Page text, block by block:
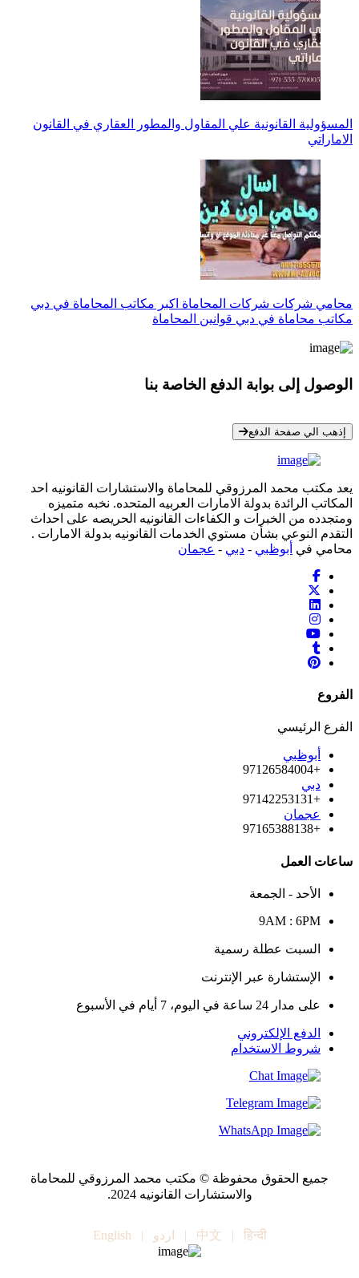
المسؤولية القانونية علي المقاول والمطور العقاري في القانون
الاماراتي
محامي شركات شركات المحاماة اكبر مكاتب المحاماة في دبي
مكاتب محاماة في دبي قوانين المحاماة
الوصول إلى بوابة الدفع الخاصة بنا
إذهب الي صفحة الدفع
يعد مكتب محمد المرزوقي للمحاماة والاستشارات القانونيه احد
المكاتب الرائدة بدولة الامارات العربيه المتحده. نخبه متميزه
ومتجدده من الخبرات و الكفاءات القانونيه الحريصه على احداث
التقدم النوعي بشأن مستوي الخدمات القانونيه بدولة الامارات .
محامي في أبوظبي - دبي - عجمان
الفروع
الفرع الرئيسي
أبوظبي
+97126584004
دبي
+97142253131
عجمان
+97165388138
ساعات العمل
الأحد - الجمعة
9AM : 6PM
السبت عطلة رسمية
الإستشارة عبر الإنترنت
على مدار 24 ساعة في اليوم، 7 أيام في الأسبوع
الدفع الإلكتروني
شروط الاستخدام
جميع الحقوق محفوظة © مكتب محمد المرزوقي للمحاماة
والاستشارات القانونيه 2024.
中文 | हिन्दी
| اردو |
English